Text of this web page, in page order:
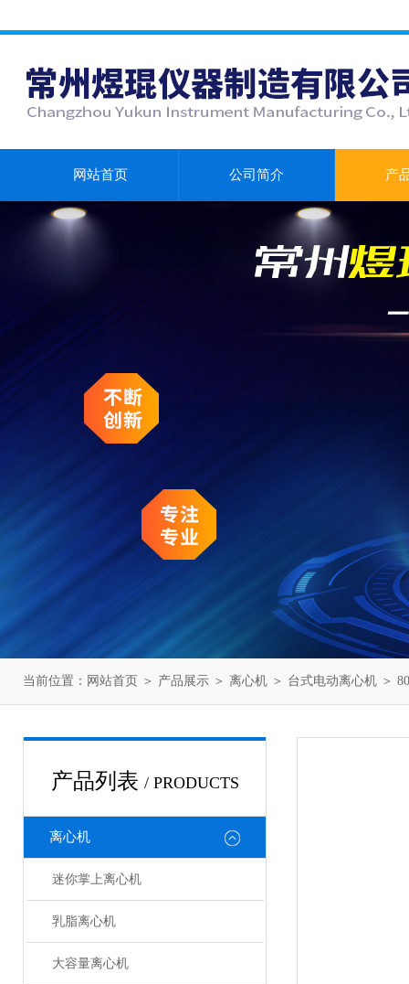
网站首页 公司简介 产
当前位置： 网站首页 ＞ 产品展示 ＞ 离心机 ＞ 台式电动离心机 ＞
产品列表 / PRODUCTS
离心机
迷你掌上离心机
乳脂离心机
大容量离心机